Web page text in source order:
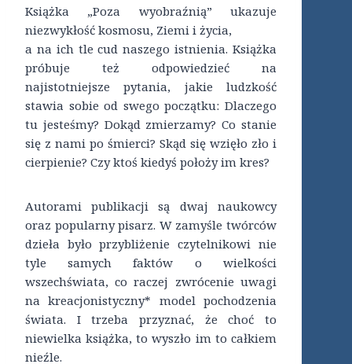
Książka „Poza wyobraźnią” ukazuje
niezwykłość kosmosu, Ziemi i życia,
a na ich tle cud naszego istnienia. Książka
próbuje też odpowiedzieć na
najistotniejsze pytania, jakie ludzkość
stawia sobie od swego początku: Dlaczego
tu jesteśmy? Dokąd zmierzamy? Co stanie
się z nami po śmierci? Skąd się wzięło zło i
cierpienie? Czy ktoś kiedyś położy im kres?
Autorami publikacji są dwaj naukowcy
oraz popularny pisarz. W zamyśle twórców
dzieła było przybliżenie czytelnikowi nie
tyle samych faktów o wielkości
wszechświata, co raczej zwrócenie uwagi
na kreacjonistyczny* model pochodzenia
świata. I trzeba przyznać, że choć to
niewielka książka, to wyszło im to całkiem
nieźle.